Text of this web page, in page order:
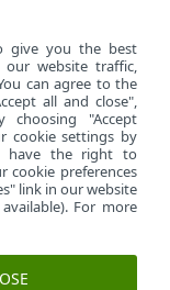
give you the best
our website traffic,
can agree to the
all and close",
choosing "Accept
cookie settings by
have the right to
cookie preferences
link in our website
For more